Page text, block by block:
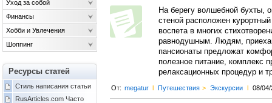
На берегу волшебной бухты,
стеной расположен
воспета в многих
равнодушным. Людям,
пансионаты предложат
полезное питание, комплекс
релаксационных процедур и
От: megatur l Путешествия > Экскурсии l 08/04/
Уход за собой
Финансы
Хобби и Увлечения
Шоппинг
Ресурсы статей
Стиль написания статьи
RusArticles.com Часто